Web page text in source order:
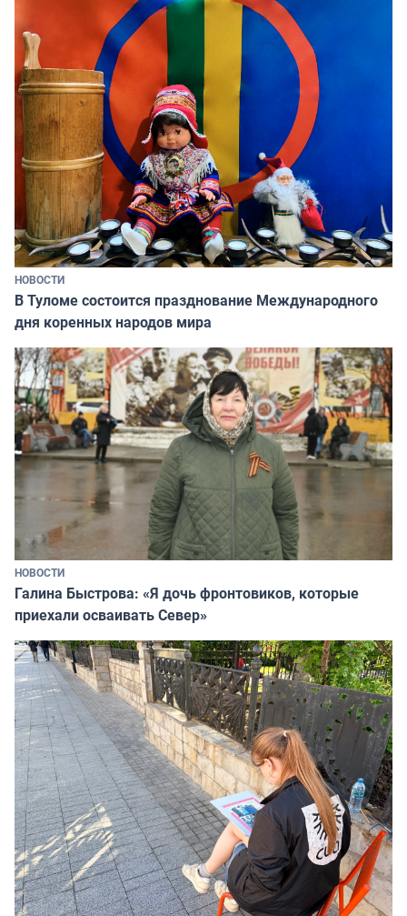
НОВОСТИ
В Туломе состоится празднование Международного
дня коренных народов мира
НОВОСТИ
Галина Быстрова: «Я дочь фронтовиков, которые
приехали осваивать Север»